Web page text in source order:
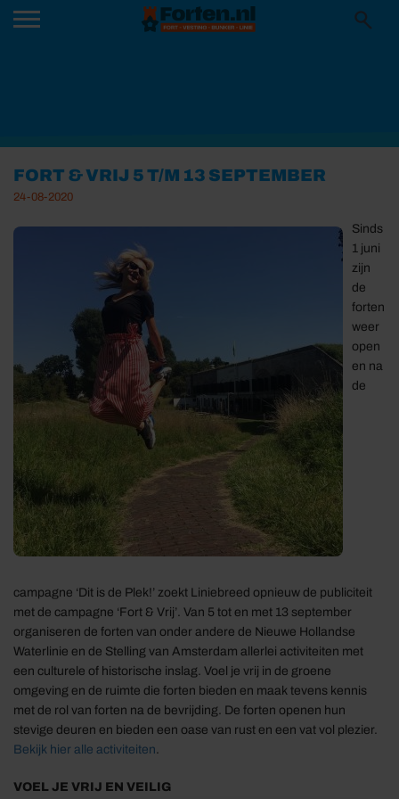
FORT & VRIJ 5 T/M 13 SEPTEMBER
24-08-2020
Sinds
1 juni
zijn
de
forten
weer
open
en na
de
campagne ‘Dit is de Plek!’ zoekt Liniebreed opnieuw de publiciteit
met de campagne ‘Fort & Vrij’. Van 5 tot en met 13 september
organiseren de forten van onder andere de Nieuwe Hollandse
Waterlinie en de Stelling van Amsterdam allerlei activiteiten met
een culturele of historische inslag. Voel je vrij in de groene
omgeving en de ruimte die forten bieden en maak tevens kennis
met de rol van forten na de bevrijding. De forten openen hun
stevige deuren en bieden een oase van rust en een vat vol plezier.
Bekijk hier alle activiteiten.
VOEL JE VRIJ EN VEILIG